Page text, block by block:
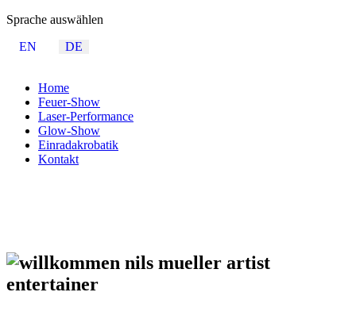
Sprache auswählen
EN
DE
Home
Feuer-Show
Laser-Performance
Glow-Show
Einradakrobatik
Kontakt